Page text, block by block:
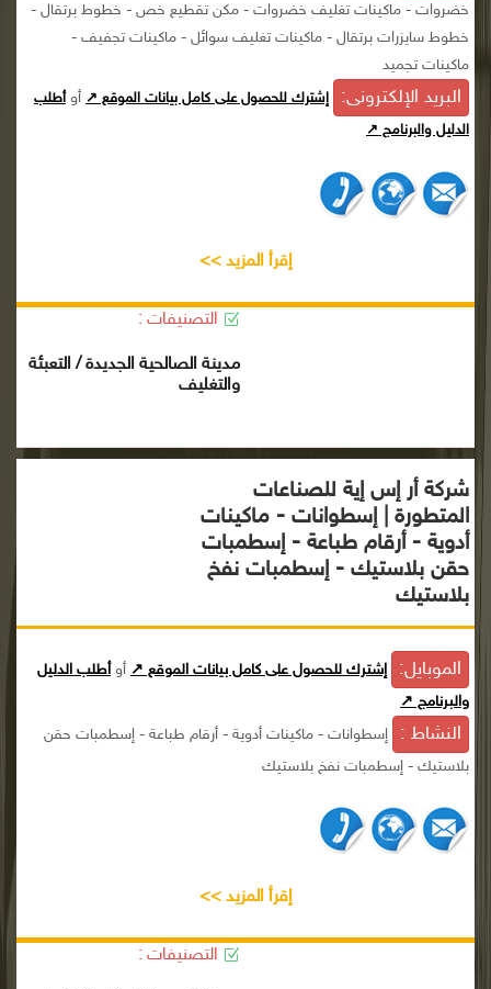
خضروات - ماكينات تغليف خضروات - مكن تقطيع خص - خطوط برتقال -
خطوط سايزرات برتقال - ماكينات تغليف سوائل - ماكينات تجفيف -
ماكينات تجميد
البريد الإلكترونى: إشترك للحصول على كامل بيانات الموقع ↗ أوأطلب
الدليل والبرنامج ↗
إقرأ المزيد >>
التصنيفات :
مدينة الصالحية الجديدة / التعبئة
والتغليف
شركة أر إس إية للصناعات
المتطورة | إسطوانات - ماكينات
أدوية - أرقام طباعة - إسطمبات
حقن بلاستيك - إسطمبات نفخ
بلاستيك
الموبايل: إشترك للحصول على كامل بيانات الموقع ↗ أوأطلب الدليل
والبرنامج ↗
النشاط :
إسطوانات - ماكينات أدوية - أرقام طباعة - إسطمبات حقن
بلاستيك - إسطمبات نفخ بلاستيك
إقرأ المزيد >>
التصنيفات :